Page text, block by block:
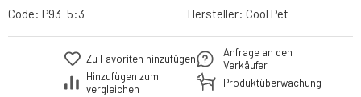
Code: P93_5:3_ Hersteller: Cool Pet
Zu Favoriten hinzufügen
Hinzufügen zum
vergleichen
Anfrage an den
Verkäufer
Produktüberwachung